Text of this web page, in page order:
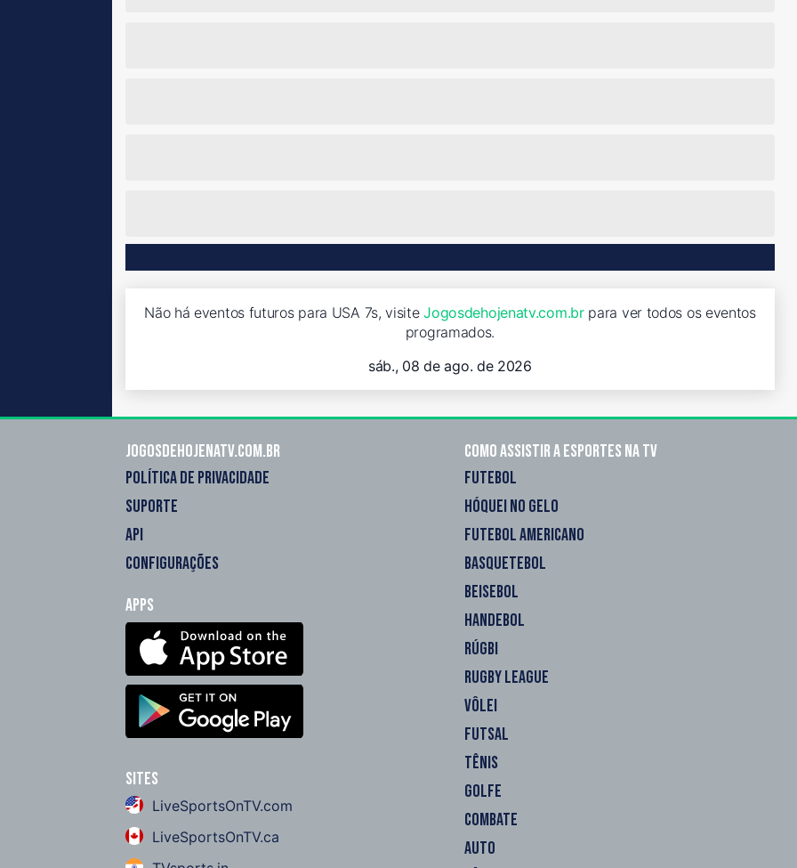
Não há eventos futuros para USA 7s, visiteJogosdehojenatv.com.brpara ver todos os eventos
programados.
sáb., 08 de ago. de 2026
Jogosdehojenatv.com.br
POLÍTICA DE PRIVACIDADE
SUPORTE
API
CONFIGURAÇÕES
Apps
Sites
LiveSportsOnTV.com
LiveSportsOnTV.ca
Como assistir a esportes na TV
FUTEBOL
HÓQUEI NO GELO
FUTEBOL AMERICANO
BASQUETEBOL
BEISEBOL
HANDEBOL
RÚGBI
RUGBY LEAGUE
VÔLEI
FUTSAL
TÊNIS
GOLFE
COMBATE
AUTO